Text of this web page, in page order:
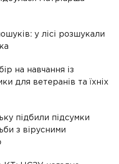
у лісі розшукали
на навчання із
для ветеранів та їхніх
підбили підсумки
з вірусними